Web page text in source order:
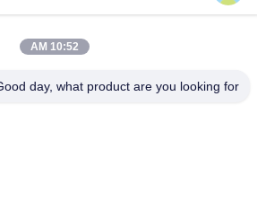
10:52 AM
Good day, what product are you looking for?